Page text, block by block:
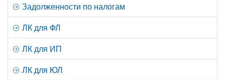
Задолженности по налогам
ЛК для ФЛ
ЛК для ИП
ЛК для ЮЛ